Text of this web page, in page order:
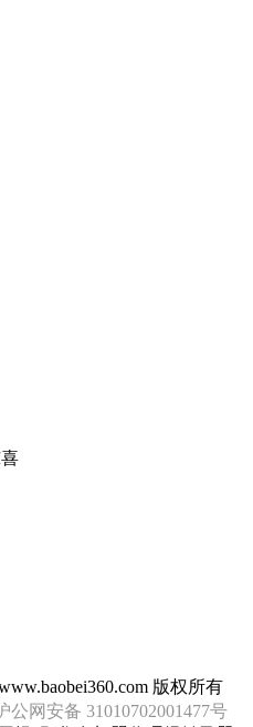
版权所有
公网安备 31010702001477号